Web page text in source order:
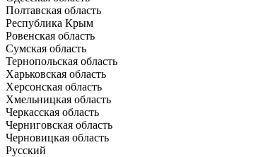
Полтавская область
Республика Крым
Ровенская область
Сумская область
Тернопольская область
Харьковская область
Херсонская область
Хмельницкая область
Черкасская область
Черниговская область
Черновицкая область
Русский